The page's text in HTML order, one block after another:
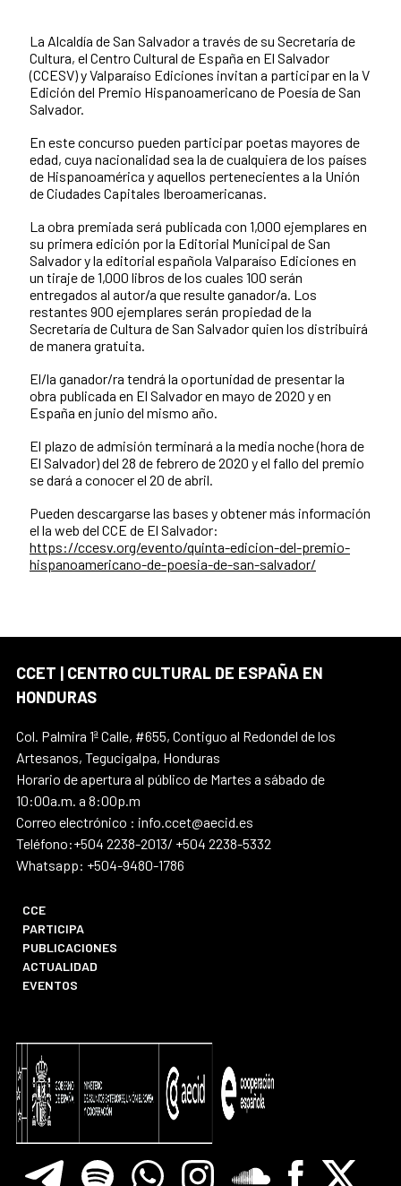
La Alcaldía de San Salvador a través de su Secretaría de
Cultura, el Centro Cultural de España en El Salvador
(CCESV) y Valparaíso Ediciones invitan a participar en la V
Edición del Premio Hispanoamericano de Poesía de San
Salvador.
En este concurso pueden participar poetas mayores de
edad, cuya nacionalidad sea la de cualquiera de los países
de Hispanoamérica y aquellos pertenecientes a la Unión
de Ciudades Capitales Iberoamericanas.
La obra premiada será publicada con 1,000 ejemplares en
su primera edición por la Editorial Municipal de San
Salvador y la editorial española Valparaíso Ediciones en
un tiraje de 1,000 libros de los cuales 100 serán
entregados al autor/a que resulte ganador/a. Los
restantes 900 ejemplares serán propiedad de la
Secretaría de Cultura de San Salvador quien los distribuirá
de manera gratuita.
El/la ganador/ra tendrá la oportunidad de presentar la
obra publicada en El Salvador en mayo de 2020 y en
España en junio del mismo año.
El plazo de admisión terminará a la media noche (hora de
El Salvador) del 28 de febrero de 2020 y el fallo del premio
se dará a conocer el 20 de abril.
Pueden descargarse las bases y obtener más información
el la web del CCE de El Salvador:
https://ccesv.org/evento/quinta-edicion-del-premio-
hispanoamericano-de-poesia-de-san-salvador/
CCET | CENTRO CULTURAL DE ESPAÑA EN
HONDURAS
Col. Palmira 1ª Calle, #655, Contiguo al Redondel de los
Artesanos, Tegucigalpa, Honduras
Horario de apertura al público de Martes a sábado de
10:00a.m. a 8:00p.m
Correo electrónico : info.ccet@aecid.es
Teléfono:+504 2238-2013/ +504 2238-5332
Whatsapp: +504-9480-1786
CCE
PARTICIPA
PUBLICACIONES
ACTUALIDAD
EVENTOS
TelegramSpotify WhatsappInstagramSoundcloreFacebook
X